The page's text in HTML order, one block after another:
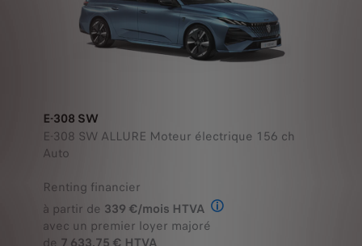
E-308 SW ALLURE Moteur électrique 156 ch
Auto
à partir de339 €/mois HTVA
Offre en Renting
avec un premier loyer majoré
de7 633,75 € HTVA